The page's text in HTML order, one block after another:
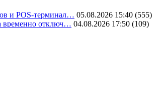
и POS-терминал… 05.08.2026 15:40 (555)
временно отключ… 04.08.2026 17:50 (109)